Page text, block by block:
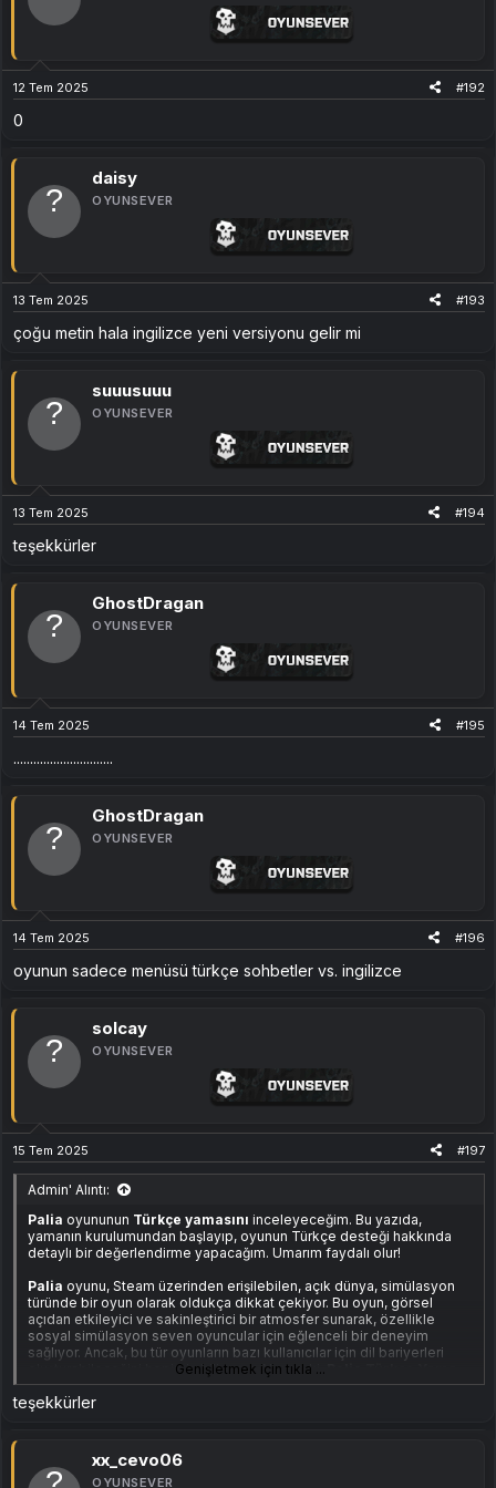
12 Tem 2025 #192
0
daisy
OYUNSEVER
13 Tem 2025 #193
çoğu metin hala ingilizce yeni versiyonu gelir mi
suuusuuu
OYUNSEVER
13 Tem 2025 #194
teşekkürler
GhostDragan
OYUNSEVER
14 Tem 2025 #195
..............................
GhostDragan
OYUNSEVER
14 Tem 2025 #196
oyunun sadece menüsü türkçe sohbetler vs. ingilizce
solcay
OYUNSEVER
15 Tem 2025 #197
Admin' Alıntı:
Palia oyununun Türkçe yamasını inceleyeceğim. Bu yazıda,
yamanın kurulumundan başlayıp, oyunun Türkçe desteği hakkında
detaylı bir değerlendirme yapacağım. Umarım faydalı olur!
Palia oyunu, Steam üzerinden erişilebilen, açık dünya, simülasyon
türünde bir oyun olarak oldukça dikkat çekiyor. Bu oyun, görsel
açıdan etkileyici ve sakinleştirici bir atmosfer sunarak, özellikle
sosyal simülasyon seven oyuncular için eğlenceli bir deneyim
sağlıyor. Ancak, bu tür oyunların bazı kullanıcılar için dil bariyerleri
oluşturabileceğini hepimiz biliyoruz. Neyse ki,
sayesinde, bu sorun ortadan kaldırılmış oldu.
Steam Orijinal
Genişletmek için tıkla ...
teşekkürler
xx_cevo06
OYUNSEVER